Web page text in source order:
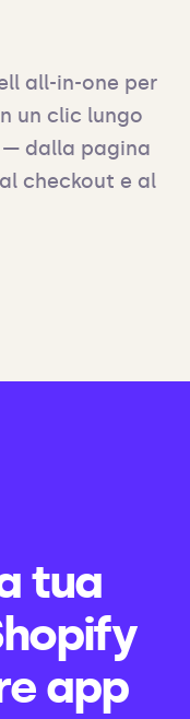
all-in-one per
un clic lungo
dalla pagina
checkout e al
tua
app